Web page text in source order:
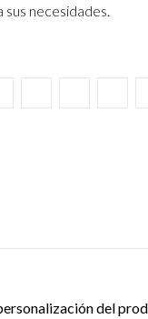
necesidades.
del